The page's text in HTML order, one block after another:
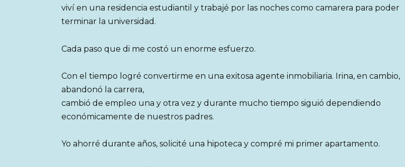
viví en una residencia estudiantil y trabajé por las noches como camarera para poder
terminar la universidad.
Cada paso que di me costó un enorme esfuerzo.
Con el tiempo logré convertirme en una exitosa agente inmobiliaria. Irina, en cambio,
abandonó la carrera,
cambió de empleo una y otra vez y durante mucho tiempo siguió dependiendo
económicamente de nuestros padres.
Yo ahorré durante años, solicité una hipoteca y compré mi primer apartamento.